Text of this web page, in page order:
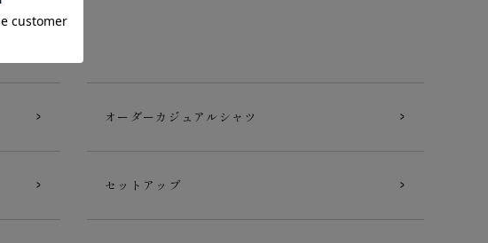
オーダー カジュアルシャツ
セットアップ